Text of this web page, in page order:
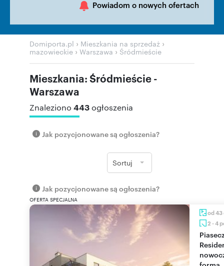
Powiadom o nowych ofertach
Domiporta.pl › Mieszkania na sprzedaż ›
mazowieckie › Warszawa › Śródmieście
Mieszkania: Śródmieście -
Warszawa
Znaleziono 443ogłoszenia
Jak pozycjonowane są ogłoszenia?
Sortuj
Jak pozycjonowane są ogłoszenia?
OFERTA SPECJALNA
od 43
2 - 4
Piaseczno